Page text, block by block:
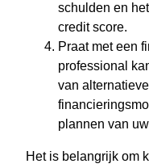
schulden en
credit score.
Praat met een
professional
van alternatieve
plannen van
Het is belangrijk om